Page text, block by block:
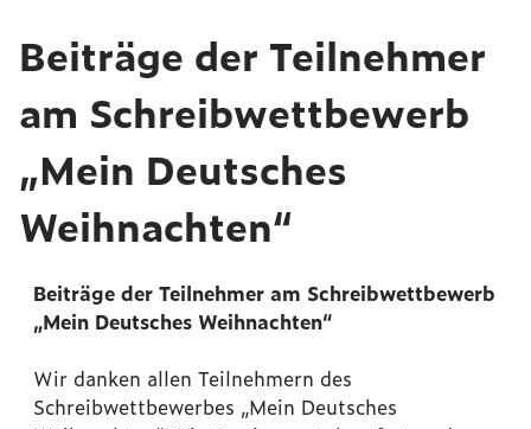
Beiträge der Teilnehmer
am Schreibwettbewerb
„Mein Deutsches
Weihnachten“
Beiträge der Teilnehmer am Schreibwettbewerb
„Mein Deutsches Weihnachten“
Wir danken allen Teilnehmern des
Schreibwettbewerbes „Mein Deutsches